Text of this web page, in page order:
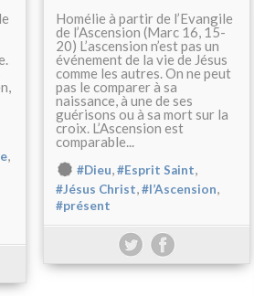
,
Homélie à partir de l’Evangile
de l’Ascension (Marc 16, 15-
20) L’ascension n’est pas un
événement de la vie de Jésus
comme les autres. On ne peut
pas le comparer à sa
naissance, à une de ses
guérisons ou à sa mort sur la
croix. L’Ascension est
comparable...
#Dieu,#Esprit Saint,
#Jésus Christ,#l’Ascension,
#présent